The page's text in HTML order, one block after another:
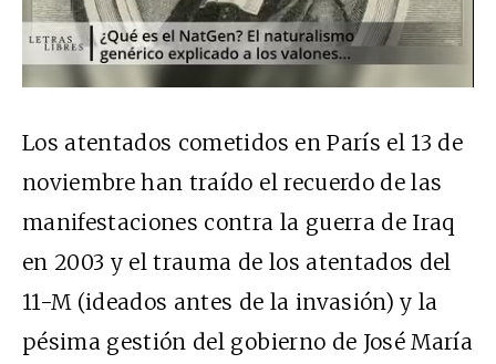
Los atentados cometidos en París el 13 de
noviembre han traído el recuerdo de las
manifestaciones contra la guerra de Iraq
en 2003 y el trauma de los atentados del
11-M (ideados antes de la invasión) y la
pésima gestión del gobierno de José María